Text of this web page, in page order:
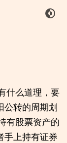
什么道理，要
公转的周期划
有股票资产的
手上持有证券